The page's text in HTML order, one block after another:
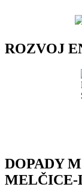
ROZVOJ
DOPADY
MELČICE-